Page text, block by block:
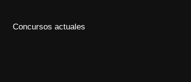
Concursos actuales